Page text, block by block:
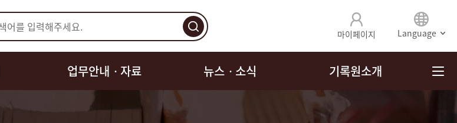
마이페이지 Language
업무안내ㆍ자료 뉴스ㆍ소식 기록원소개